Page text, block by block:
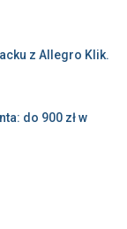
z Allegro Klik.
do 900 zł w